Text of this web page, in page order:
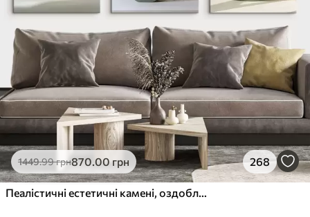
1449.99грн870.00 грн 268
Пеалістичні естетичні камені, оздоблення будинку, природне освітлення